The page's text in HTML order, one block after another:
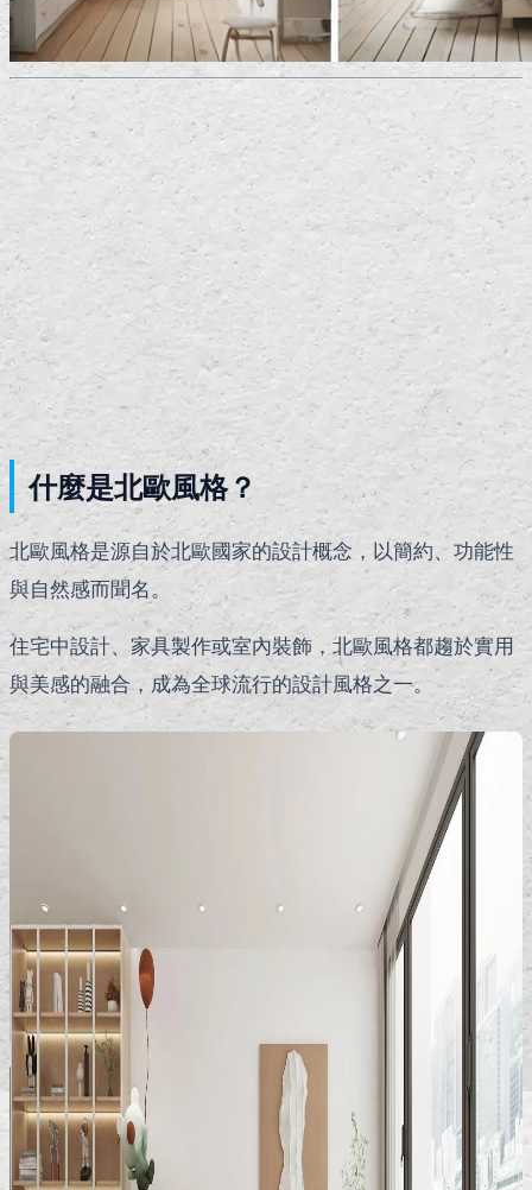
什麼是北歐風格？
北歐風格是源自於北歐國家的設計概念，以簡約、功能性
與自然感而聞名。
住宅中設計、家具製作或室內裝飾，北歐風格都趨於實用
與美感的融合，成為全球流行的設計風格之一。